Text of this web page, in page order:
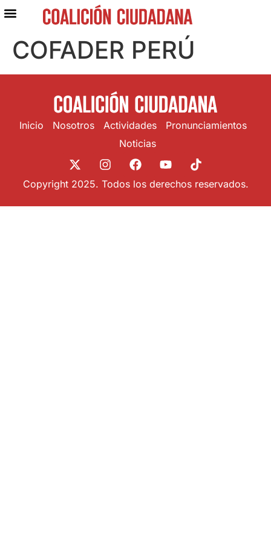
COFADER PERÚ
Inicio Nosotros Actividades
Pronunciamientos
Noticias
Copyright 2025. Todos los derechos reservados.